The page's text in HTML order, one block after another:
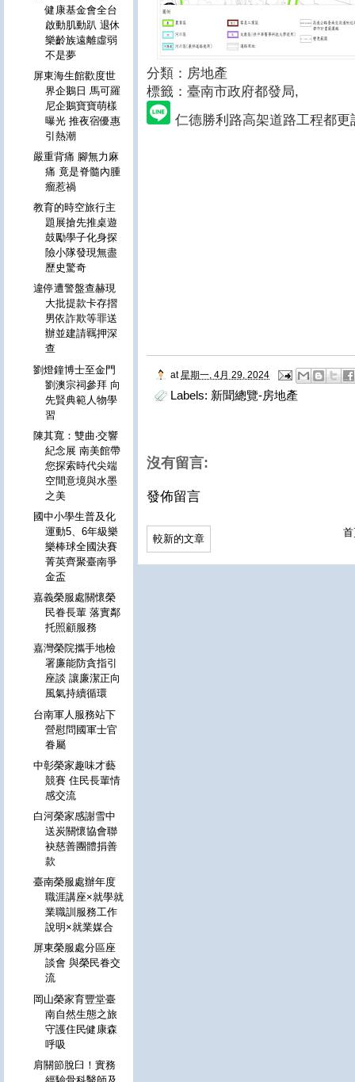
分類：房地產
標籤：臺南市政府都發局,
仁德勝利路高架道路工程都
at 星期一, 4月 29, 2024
Labels: 新聞總覽-房地產
沒有留言:
發佈留言
較新的文章
健康基金會全台
啟動肌動趴 退休
樂齡族遠離虛弱
不是夢
屏東海生館歡度世
界企鵝日 馬可羅
尼企鵝寶寶萌樣
曝光 推夜宿優惠
引熱潮
嚴重背痛 腳無力麻
痛 竟是脊髓內腫
瘤惹禍
教育的時空旅行主
題展搶先推桌遊
鼓勵學子化身探
險小隊發現無盡
歷史驚奇
違停遭警盤查赫現
大批提款卡存摺
男依詐欺等罪送
辦並建請羈押深
查
劉燈鐘博士至金門
劉澳宗祠參拜 向
先賢典範人物學
習
陳其寬：雙曲‧交響
紀念展 南美館帶
您探索時代尖端
空間意境與水墨
之美
國中小學生普及化
運動5、6年級樂
樂棒球全國決賽
菁英齊聚臺南爭
金盃
嘉義榮服處關懷榮
民眷長輩 落實鄰
托照顧服務
嘉灣榮院攜手地檢
署廉能防貪指引
座談 讓廉潔正向
風氣持續循環
台南軍人服務站下
營慰問國軍士官
眷屬
中彰榮家趣味才藝
競賽 住民長輩情
感交流
白河榮家感謝雪中
送炭關懷協會聯
袂慈善團體捐善
款
臺南榮服處辦年度
職涯講座×就學就
業職訓服務工作
說明×就業媒合
屏東榮服處分區座
談會 與榮民眷交
流
岡山榮家育豐堂臺
南自然生態之旅
守護住民健康森
呼吸
肩關節脫臼！實務